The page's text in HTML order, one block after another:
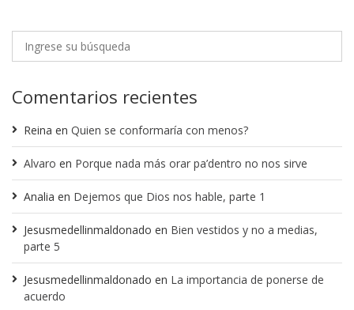
Comentarios recientes
Reina en Quien se conformaría con menos?
Alvaro en Porque nada más orar pa’dentro no nos sirve
Analia en Dejemos que Dios nos hable, parte 1
Jesusmedellinmaldonado en Bien vestidos y no a medias,
parte 5
Jesusmedellinmaldonado en La importancia de ponerse de
acuerdo